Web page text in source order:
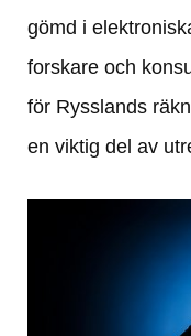
gömd i
forskare och
för Rysslands
en viktig del av